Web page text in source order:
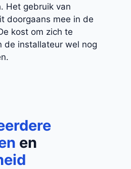
Het gebruik van
doorgaans mee in de
kost om zich te
de installateur wel nog
en